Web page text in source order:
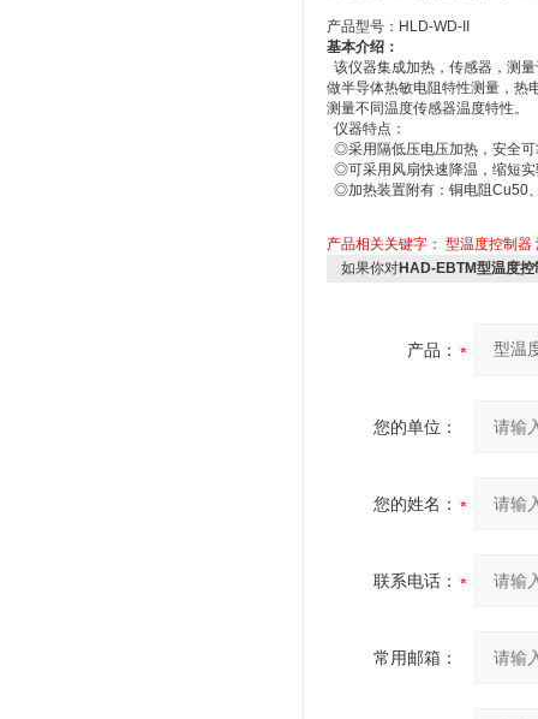
产品型号：HLD-WD-II
基本介绍：
该仪器集成加热，传感器，测
做半导体热敏电阻特性测量，
测量不同温度传感器温度特性。
仪器特点：
◎采用隔低压电压加热，安全
◎可采用风扇快速降温，缩短
◎加热装置附有：铜电阻Cu50
产品相关关键字： 型温度控制器
如果你对HAD-EBTM型温度控
产品：
您的单位：
您的姓名：
联系电话：
常用邮箱：